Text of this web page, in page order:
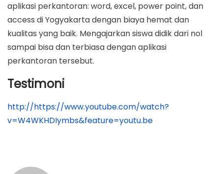
aplikasi perkantoran: word, excel, power point, dan
access di Yogyakarta dengan biaya hemat dan
kualitas yang baik. Mengajarkan siswa didik dari nol
sampai bisa dan terbiasa dengan aplikasi
perkantoran tersebut.
Testimoni
http://https://www.youtube.com/watch?
v=W4WKHDIymbs&feature=youtu.be
a